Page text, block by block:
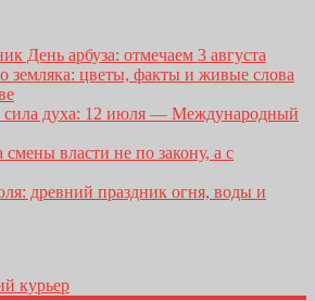
День арбуза: отмечаем 3 августа
земляка: цветы, факты и живые слова
сила духа: 12 июля — Международный
власти не по закону, а с
древний праздник огня, воды и